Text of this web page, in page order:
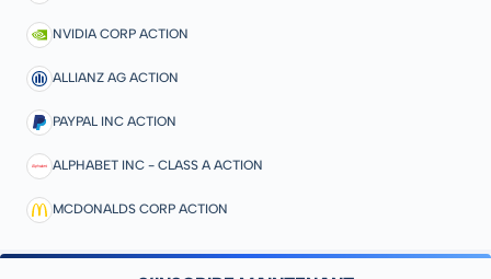
NVIDIA CORP ACTION
ALLIANZ AG ACTION
PAYPAL INC ACTION
ALPHABET INC - CLASS A ACTION
MCDONALDS CORP ACTION